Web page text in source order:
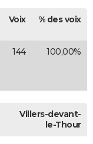
Voix % des voix
144 100,00%
Villers-devant-
le-Thour